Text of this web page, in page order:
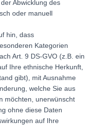
Abwicklung des
oder manuell
hin, dass
Kategorien
Art. 9 DS-GVO (z.B. ein
Ihre ethnische Herkunft,
gibt), mit Ausnahme
welche Sie aus
möchten, unerwünscht
ohne diese Daten
auf Ihre